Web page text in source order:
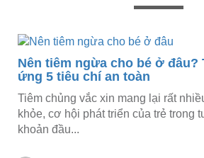
Nên tiêm ngừa cho bé ở đâu?
ứng 5 tiêu chí an toàn
Tiêm chủng vắc xin mang lại rất
khỏe, cơ hội phát triển của trẻ trong
khoản đầu...